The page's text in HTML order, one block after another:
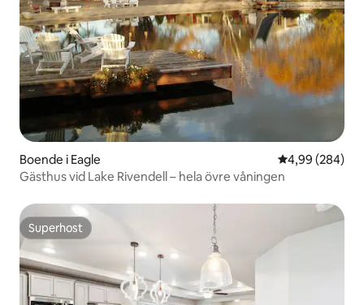
Boende i Eagle 4,99 av 5 i
4,99 (284)
Gästhus vid Lake Rivendell – hela övre våningen
Superhost
Superhost